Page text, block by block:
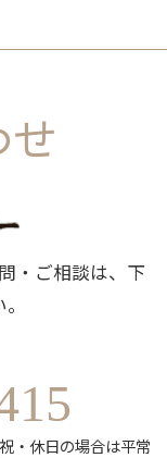
・ご相談は、下
・休日の場合は平常